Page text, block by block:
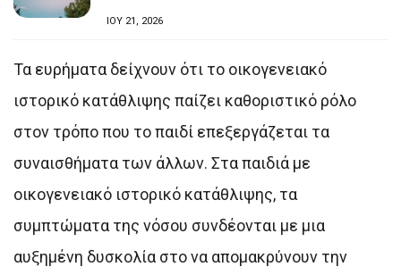
ΙΟΥ 21, 2026
Τα ευρήματα δείχνουν ότι το οικογενειακό
ιστορικό κατάθλιψης παίζει καθοριστικό ρόλο
στον τρόπο που το παιδί επεξεργάζεται τα
συναισθήματα των άλλων. Στα παιδιά με
οικογενειακό ιστορικό κατάθλιψης, τα
συμπτώματα της νόσου συνδέονται με μια
αυξημένη δυσκολία στο να απομακρύνουν την